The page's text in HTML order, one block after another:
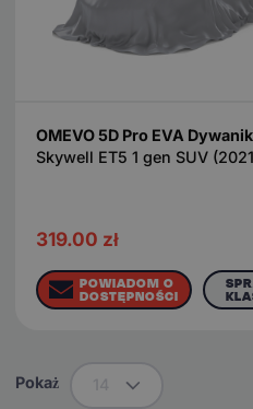
OMEVO 5D Pro EVA
Skywell ET5 1 gen SUV
319.00 zł
POWIADOM O
DOSTĘPNOŚCI
Pokaż